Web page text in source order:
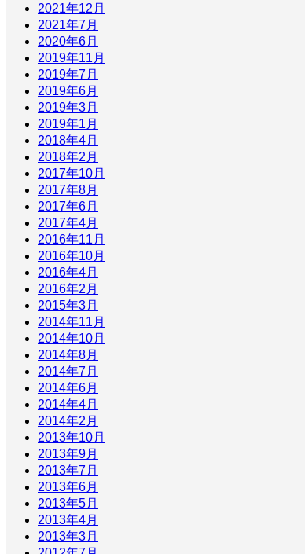
2021年12月
2021年7月
2020年6月
2019年11月
2019年7月
2019年6月
2019年3月
2019年1月
2018年4月
2018年2月
2017年10月
2017年8月
2017年6月
2017年4月
2016年11月
2016年10月
2016年4月
2016年2月
2015年3月
2014年11月
2014年10月
2014年8月
2014年7月
2014年6月
2014年4月
2014年2月
2013年10月
2013年9月
2013年7月
2013年6月
2013年5月
2013年4月
2013年3月